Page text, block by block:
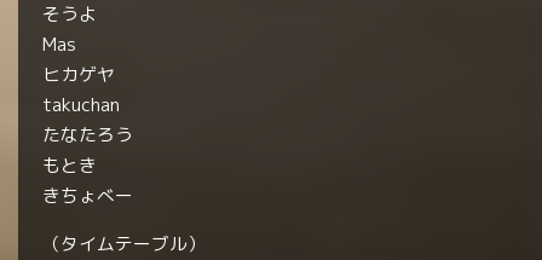
そうよ
Mas
ヒカゲヤ
takuchan
たなたろう
もとき
きちょべー
（タイムテーブル）